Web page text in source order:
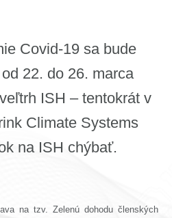
Covid-19 sa bude
22. do 26. marca
ISH – tentokrát v
Climate Systems
na ISH chýbať.
na tzv. Zelenú dohodu členských